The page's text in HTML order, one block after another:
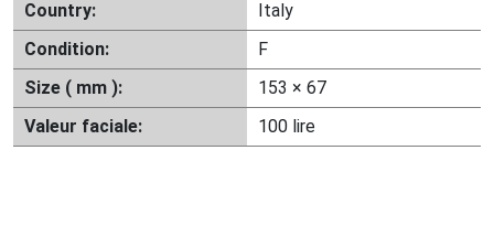
Country:
Italy
Condition:
F
Size ( mm ):
153 × 67
Valeur faciale:
100 lire